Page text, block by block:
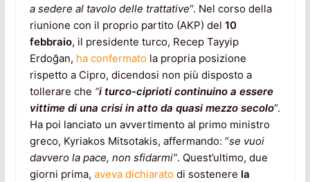
a sedere al tavolo delle trattative“. Nel corso della
riunione con il proprio partito (AKP) del 10
febbraio, il presidente turco, Recep Tayyip
Erdoğan, ha confermatola propria posizione
rispetto a Cipro, dicendosi non più disposto a
tollerare che “i turco-ciprioti continuino a essere
vittime di una crisi in atto da quasi mezzo secolo“.
Ha poi lanciato un avvertimento al primo ministro
greco, Kyriakos Mitsotakis, affermando: “se vuoi
davvero la pace, non sfidarmi”. Quest’ultimo, due
giorni prima, aveva dichiaratodi sostenere la